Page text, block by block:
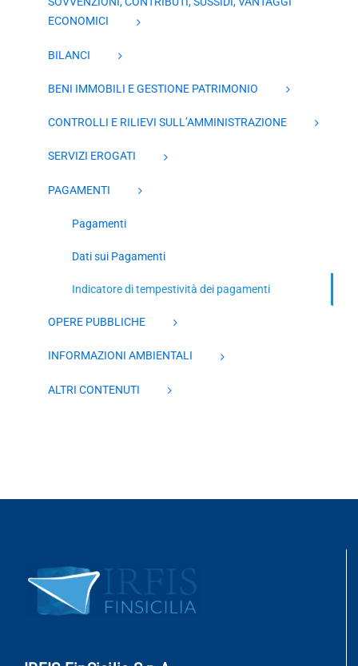
ECONOMICI
BILANCI
BENI IMMOBILI E GESTIONE PATRIMONIO
CONTROLLI E RILIEVI SULL’AMMINISTRAZIONE
SERVIZI EROGATI
PAGAMENTI
Pagamenti
Dati sui Pagamenti
Indicatore di tempestività dei pagamenti
OPERE PUBBLICHE
INFORMAZIONI AMBIENTALI
ALTRI CONTENUTI